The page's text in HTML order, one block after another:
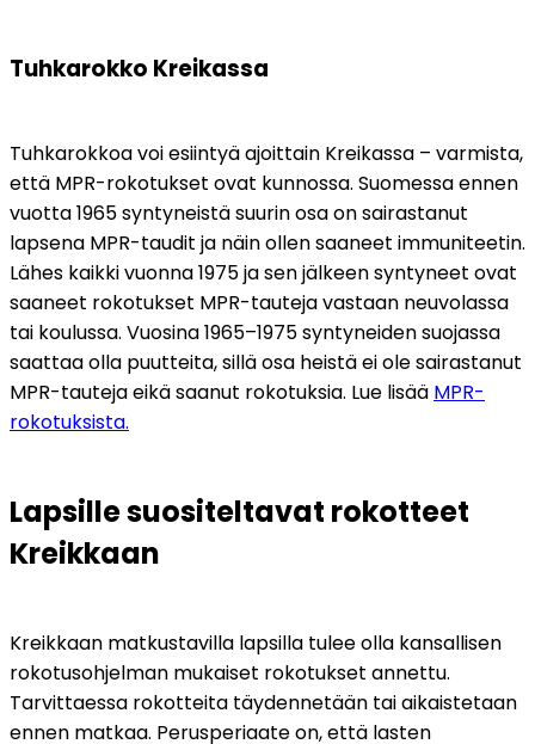
Tuhkarokko Kreikassa
Tuhkarokkoa voi esiintyä ajoittain Kreikassa – varmista,
että MPR-rokotukset ovat kunnossa. Suomessa ennen
vuotta 1965 syntyneistä suurin osa on sairastanut
lapsena MPR-taudit ja näin ollen saaneet immuniteetin.
Lähes kaikki vuonna 1975 ja sen jälkeen syntyneet ovat
saaneet rokotukset MPR-tauteja vastaan neuvolassa
tai koulussa. Vuosina 1965–1975 syntyneiden suojassa
saattaa olla puutteita, sillä osa heistä ei ole sairastanut
MPR-tauteja eikä saanut rokotuksia. Lue lisää MPR-
rokotuksista.
Lapsille suositeltavat rokotteet
Kreikkaan
Kreikkaan matkustavilla lapsilla tulee olla kansallisen
rokotusohjelman mukaiset rokotukset annettu.
Tarvittaessa rokotteita täydennetään tai aikaistetaan
ennen matkaa. Perusperiaate on, että lasten